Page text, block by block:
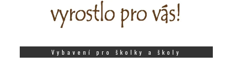
Vybavení pro školky a školy